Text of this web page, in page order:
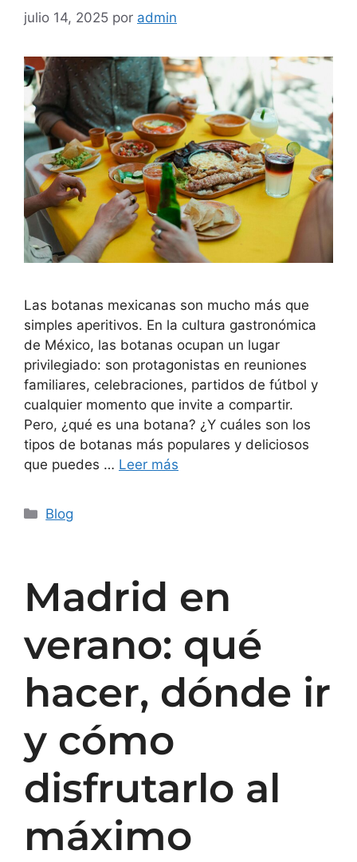
julio 14, 2025 por admin
Las botanas mexicanas son mucho más que
simples aperitivos. En la cultura gastronómica
de México, las botanas ocupan un lugar
privilegiado: son protagonistas en reuniones
familiares, celebraciones, partidos de fútbol y
cualquier momento que invite a compartir.
Pero, ¿qué es una botana? ¿Y cuáles son los
tipos de botanas más populares y deliciosos
que puedes … Leer más
Blog
Madrid en
verano: qué
hacer, dónde ir
y cómo
disfrutarlo al
máximo